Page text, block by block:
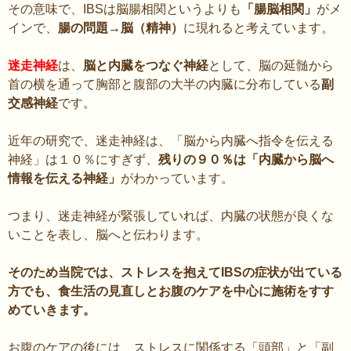
その意味で、IBSは脳腸相関というよりも 「腸脳相関」 がメ
インで、 腸の問題→脳（精神） に現れると考えています。
迷走神経は、 脳と内臓をつなぐ神経として、脳の延髄から
首の横を通って胸部と腹部の大半の内臓に分布している副
交感神経です。
近年の研究で、迷走神経は、「脳から内臓へ指令を伝える
神経」は１０％にすぎず、 残りの９０％は「内臓から脳へ
情報を伝える神経」 がわかっています。
つまり、迷走神経が緊張していれば、内臓の状態が良くな
いことを表し、脳へと伝わります。
そのため当院では、ストレスを抱えてIBSの症状が出ている
方でも、食生活の見直しとお腹のケアを中心に施術をすす
めていきます。
お腹のケアの後には、ストレスに関係する「頭部」と「副